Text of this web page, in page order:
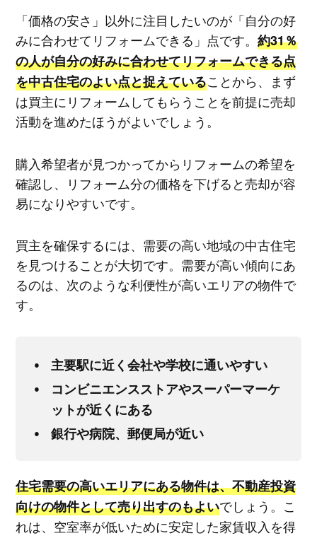
「価格の安さ」以外に注目したいのが「自分の好
みに合わせてリフォームできる」点です。 約31％
の人が自分の好みに合わせてリフォームできる点
を中古住宅のよい点と捉えていることから、まず
は買主にリフォームしてもらうことを前提に売却
活動を進めたほうがよいでしょう。
購入希望者が見つかってからリフォームの希望を
確認し、リフォーム分の価格を下げると売却が容
易になりやすいです。
買主を確保するには、需要の高い地域の中古住宅
を見つけることが大切です。需要が高い傾向にあ
るのは、次のような利便性が高いエリアの物件で
す。
主要駅に近く会社や学校に通いやすい
コンビニエンスストアやスーパーマーケ
ットが近くにある
銀行や病院、郵便局が近い
住宅需要の高いエリアにある物件は、不動産投資
向けの物件として売り出すのもよいでしょう。こ
れは、空室率が低いために安定した家賃収入を得